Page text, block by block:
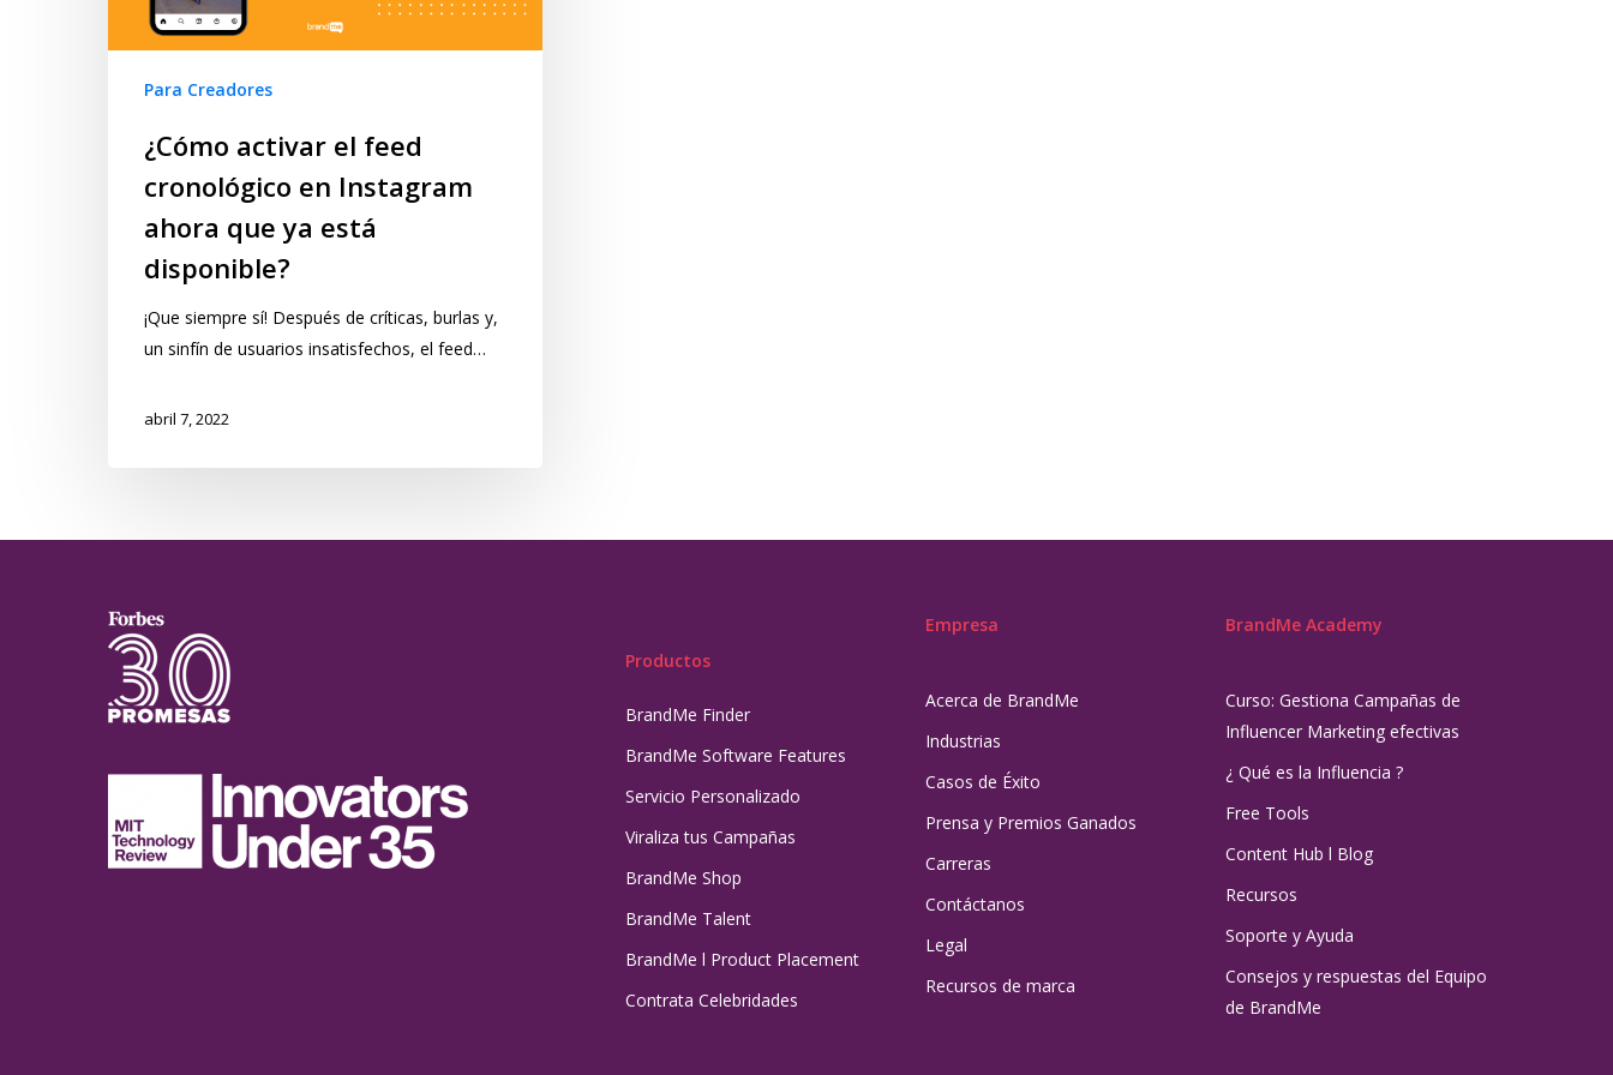
Para Creadores
¿Cómo activar el feed
cronológico en Instagram
ahora que ya está
disponible?
¡Que siempre sí! Después de críticas, burlas y,
un sinfín de usuarios insatisfechos, el feed…
abril 7, 2022
Productos
BrandMe Finder
BrandMe Software Features
Servicio Personalizado
Viraliza tus Campañas
BrandMe Shop
BrandMe Talent
BrandMe l Product Placement
Contrata Celebridades
Empresa
Acerca de BrandMe
Industrias
Casos de Éxito
Prensa y Premios Ganados
Carreras
Contáctanos
Legal
Recursos de marca
BrandMe Academy
Curso: Gestiona Campañas de
Influencer Marketing efectivas
¿ Qué es la Influencia ?
Free Tools
Content Hub l Blog
Recursos
Soporte y Ayuda
Consejos y respuestas del Equipo
de BrandMe